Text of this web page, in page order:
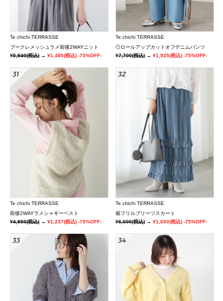
Te chichi TERRASSE
ブークレメッシュラメ前後2WAYニット
¥5,940(税込) → ¥1,485(税込) -75%OFF-
Te chichi TERRASSE
◎ロールアップカットオフデニムパンツ
¥7,700(税込)→¥1,925(税込) -75%OFF-
Te chichi TERRASSE
前後2WAYラメシャギーベスト
¥4,950(税込) → ¥1,237(税込) -75%OFF-
Te chichi TERRASSE
裾フリルプリーツスカート
¥6,600(税込)→¥1,650(税込) -75%OFF-